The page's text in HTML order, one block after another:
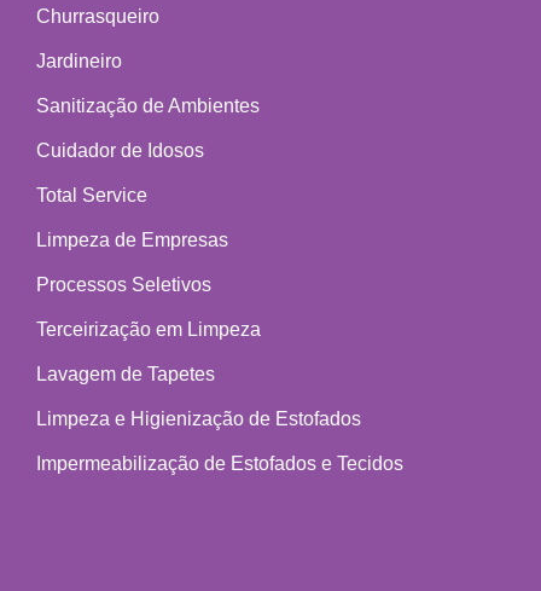
Churrasqueiro
Jardineiro
Sanitização de Ambientes
Cuidador de Idosos
Total Service
Limpeza de Empresas
Processos Seletivos
Terceirização em Limpeza
Lavagem de Tapetes
Limpeza e Higienização de Estofados
Impermeabilização de Estofados e Tecidos